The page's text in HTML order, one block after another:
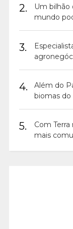
2.
Um bilhão
mundo
3.
4.
Além do
biomas do
5.
Com
mais